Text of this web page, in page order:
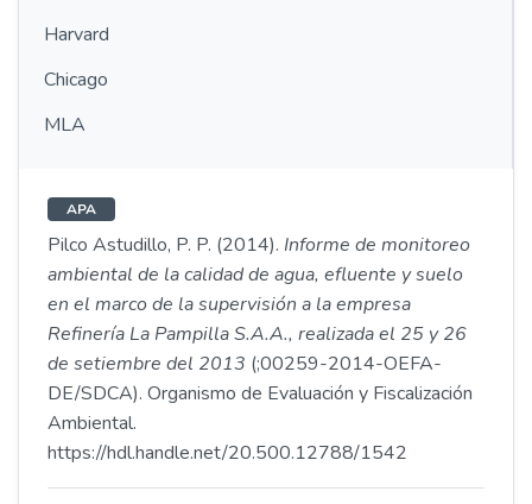
Harvard
Chicago
MLA
APA
Pilco Astudillo, P. P. (2014). Informe de monitoreo
ambiental de la calidad de agua, efluente y suelo
en el marco de la supervisión a la empresa
Refinería La Pampilla S.A.A., realizada el 25 y 26
de setiembre del 2013 (;00259-2014-OEFA-
DE/SDCA). Organismo de Evaluación y Fiscalización
Ambiental.
https://hdl.handle.net/20.500.12788/1542